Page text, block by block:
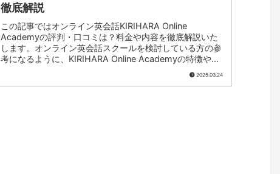
徹底解説
この記事ではオンライン英会話KIRIHARA Online
Academyの評判・口コミは？料金や内容を徹底解説いた
します。オンライン英会話スクールを検討している方の参
考になるように、KIRIHARA Online Academyの特徴や料
金・評判などを紹介し、検討の参考になれば幸いです。2025.03.24